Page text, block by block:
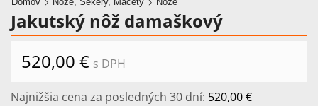
Jakutský nôž damaškový
520,00 € s DPH
Najnižšia cena za posledných 30 dní: 520,00€